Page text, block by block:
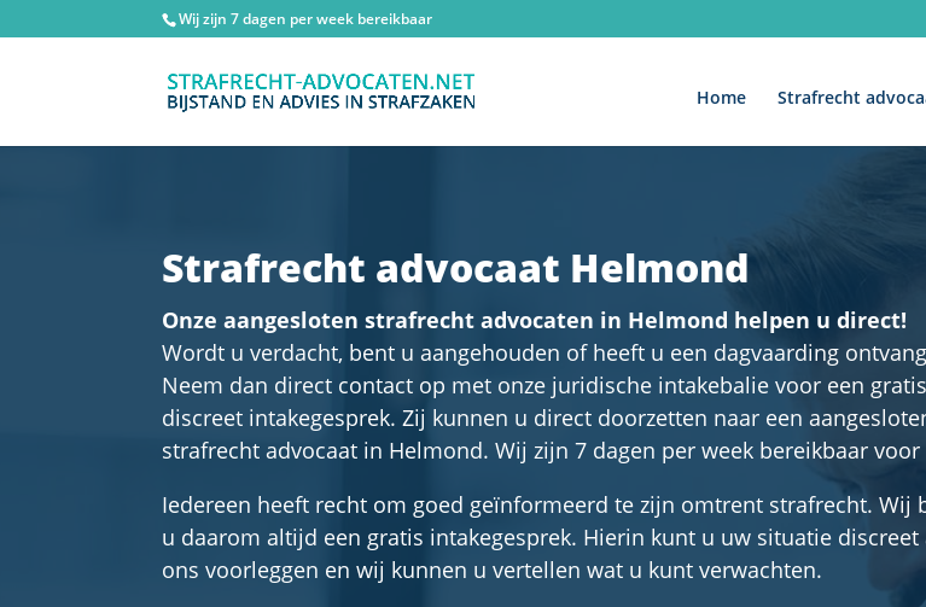
Wij zijn 7 dagen per week bereikbaar
Home Strafrecht
Strafrecht advocaat Helmond
Onze aangesloten strafrecht advocaten in Helmond helpen u direct!
Wordt u verdacht, bent u aangehouden of heeft u een dagvaarding
Neem dan direct contact op met onze juridische intakebalie voor een gratis
discreet intakegesprek. Zij kunnen u direct doorzetten naar een
strafrecht advocaat in Helmond. Wij zijn 7 dagen per week bereikbaar voor
Iedereen heeft recht om goed geïnformeerd te zijn omtrent strafrecht. Wij
u daarom altijd een gratis intakegesprek. Hierin kunt u uw situatie discreet
ons voorleggen en wij kunnen u vertellen wat u kunt verwachten.